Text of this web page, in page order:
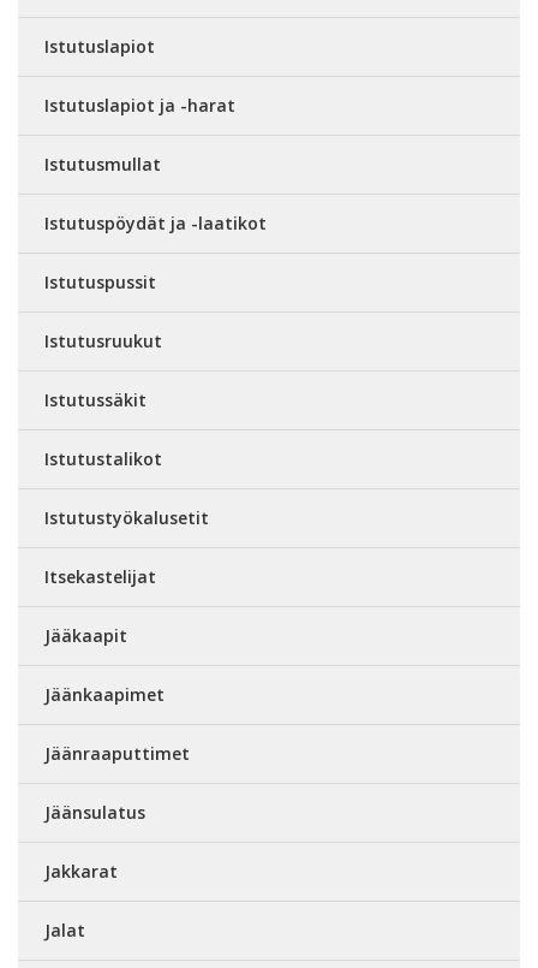
Istutuslapiot
Istutuslapiot ja -harat
Istutusmullat
Istutuspöydät ja -laatikot
Istutuspussit
Istutusruukut
Istutussäkit
Istutustalikot
Istutustyökalusetit
Itsekastelijat
Jääkaapit
Jäänkaapimet
Jäänraaputtimet
Jäänsulatus
Jakkarat
Jalat